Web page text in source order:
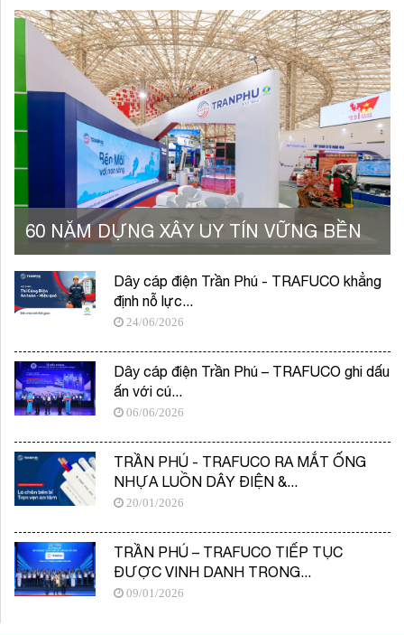
60 NĂM DỰNG XÂY UY TÍN VỮNG BỀN
Dây cáp điện Trần Phú - TRAFUCO khẳng
định nỗ lực...
24/06/2026
Dây cáp điện Trần Phú – TRAFUCO ghi dấu
ấn với cú...
06/06/2026
TRẦN PHÚ - TRAFUCO RA MẮT ỐNG
NHỰA LUỒN DÂY ĐIỆN &...
20/01/2026
TRẦN PHÚ – TRAFUCO TIẾP TỤC
ĐƯỢC VINH DANH TRONG...
09/01/2026